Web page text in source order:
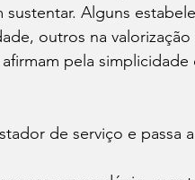
Alguns
outros na
pela simplicidade
de serviço e passa